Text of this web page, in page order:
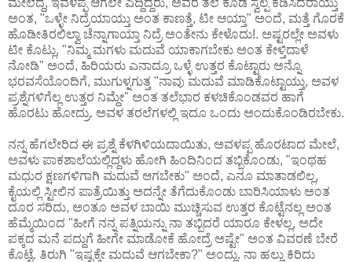
ಅಂತ, "ಒಳ್ಳೇ ನಿದ್ರೆಯಾಯ್ತು ಅಂತ ಕಾಣತ್ತೆ, ಟೀ ಆಯ್ತಾ" ಅಂದೆ, ಮತ್ತೆ ಗೊರಕೆ
ಹೊಡೀತಿರಲಿಲ್ವಾ ಚೆನ್ನಾಗಾಯ್ತಾ ನಿದ್ರೆ ಅಂತೇನು ಕೇಳೊದು!. ಅಷ್ಟರಲ್ಲೇ ಅವಳು
ಟೀ ಕೊಟ್ಲು, "ನಿಮ್ಮ ಮಗಳು ಮದುವೆ ಯಾಕಾಗಬೇಕು ಅಂತ ಕೇಳ್ತಿದಾಳೆ
ನೋಡಿ" ಅಂದೆ, ಹಿರಿಯರು ಎನಾದ್ರೂ ಒಳ್ಳೆ ಉತ್ತರ ಕೊಟ್ಟಾರು ಅನ್ನೊ
ಭರವಸೆಯೊಂದಿಗೆ, ಮುಗುಳ್ನಗುತ್ತ "ನಾವು ಮದುವೆ ಮಾಡಿಕೊಟ್ಟಾಯ್ತು, ಅವಳ
ಪ್ರಶ್ನೆಗಳಿಗೆಲ್ಲ ಉತ್ತರ ನಿಮ್ದೇ" ಅಂತ ತಲೆಭಾರ ಕಳಚಿಕೊಂಡವರ ಹಾಗೆ
ಹೊರಟು ಹೋದ್ರು. ಅವಳ ತರಲೆಗಳಲ್ಲಿ ಇದೂ ಒಂದು ಅಂದುಕೊಂಡಿರಬೇಕು.
ನನ್ನ ಹೆಗಲೇರಿದ ಈ ಪ್ರಶ್ನೆ ಕೆಳಗಿಳಿಯದಾಯಿತು, ಅವಳಪ್ಪ ಹೊರಟಾದ ಮೇಲೆ,
ಅವಳು ಪಾಕಶಾಲೆಯಲ್ಲಿದ್ದಳು ಹೋಗಿ ಹಿಂದಿನಿಂದ ತಬ್ಬಿಕೊಂಡು, "ಇಂಥಹ
ಮಧುರ ಕ್ಷಣಗಳಿಗಾಗಿ ಮದುವೆ ಆಗಬೇಕು" ಅಂದೆ, ಎನೂ ಮಾತಾಡಲಿಲ್ಲ,
ಕೈಯಲ್ಲಿ ಸ್ಟೀಲಿನ ಪಾತ್ರೆಯಿತ್ತು ಅದನ್ನೇ ತೆಗೆದುಕೊಂಡು ಬಾರಿಸಿಯಾಳು ಅಂತ
ದೂರ ಸರಿದು, ಅಂತೂ ಅವಳ ಬಾಯಿ ಮುಚ್ಚಿಸುವ ಉತ್ತರ ಕೊಟ್ಟೆನಲ್ಲ ಅಂತ
ಹೆಮ್ಮೆಯಿಂದ "ಹೀಗೆ ನನ್ನ ಪತ್ನಿಯನ್ನು ನಾ ತಬ್ಬಿದರೆ ಯಾರೂ ಕೇಳಲ್ಲ, ಅದೇ
ಪಕ್ಕದ ಮನೆ ಪದ್ದುಗೆ ಹೀಗೇ ಮಾಡೋಕೆ ಹೋದ್ರೆ ಅಷ್ಟೇ" ಅಂತ ವಿವರಣೆ ಬೇರೆ
ಕೊಟ್ಟೆ. ತಿರುಗಿ "ಇಷ್ಟಕ್ಕೇ ಮದುವೆ ಆಗಬೇಕಾ?" ಅಂದ್ಲು. ನಾ ಹಲ್ಲು ಕಿರಿದು